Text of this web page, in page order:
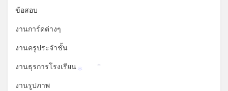
ข้อสอบ
งานการ์ดต่างๆ
งานครูประจำชั้น
งานธุรการโรงเรียน
งานรูปภาพ